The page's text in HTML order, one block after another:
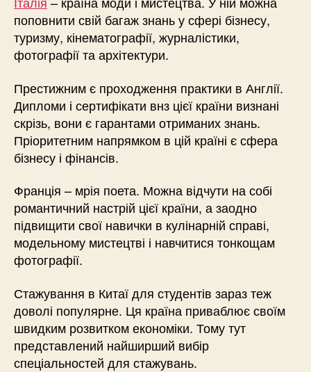
поповнити свій багаж знань у сфері бізнесу,
туризму, кінематографії, журналістики,
фотографії та архітектури.
Престижним є проходження практики в Англії.
Дипломи і сертифікати внз цієї країни визнані
скрізь, вони є гарантами отриманих знань.
Пріоритетним напрямком в цій країні є сфера
бізнесу і фінансів.
Франція – мрія поета. Можна відчути на собі
романтичний настрій цієї країни, а заодно
підвищити свої навички в кулінарній справі,
модельному мистецтві і навчитися тонкощам
фотографії.
Стажування в Китаї для студентів зараз теж
доволі популярне. Ця країна приваблює своїм
швидким розвитком економіки. Тому тут
представлений найширший вибір
спеціальностей для стажувань.